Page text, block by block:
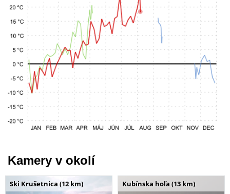
Kamery v okolí
Ski Krušetnica (12 km) Kubínska hoľa (13 km)